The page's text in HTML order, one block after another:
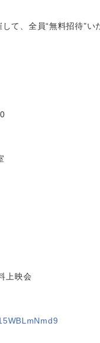
て、全員“無料招待”い
上映会